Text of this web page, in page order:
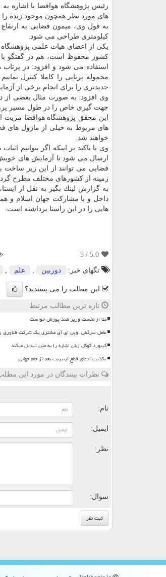
های مورد نظر همچون موجود زنده را به همان ارتفاع
كیلومتری طراحی می شود.
یكی از اعضای هیات علمی
محموله پرتابی را كاملا كنترل
جدیدتری را برای انجام برخی از
وی افزود: به صورت مثال بعضی از
جهت گیری خاص را در طول مسیر
این محقق پژوهشگاه هوافضا مزیت
های مربوط به خیلی از ماژول های
خواهند شد.
وی با تاكید بر اینكه اگر بتوانیم
ارسال می شود تا آزمایش های
فضایی می توانند از این زیر ساخت
زمینه از كشورهای مختلف مطرح
به گزارش لینك بگیر به نقل از
داخل و با مشاركت جهان اسلام و
هایی را در این راستا برداشته است.
5.0
/ 5
تگهای خبر:
دوربین علم
این مطلب را می پسندید؟
تازه ترین مطالب مرتبط
متا از نخست وزیر هند پوزش خواست
عامل سرکش اوپن ای آی مشتری یک شرکت فناوری
کیبورد گوگل زبان اشاره را به متن تبدیل میکند
تکذیب ادعای قطع اینترنت بعد از جام جهانی
نظرات بینندگان در مورد این
نام:
ایمیل:
نظر:
سوال: